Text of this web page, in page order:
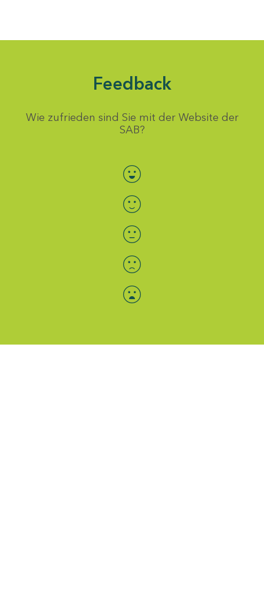
Feedback
Wie zufrieden sind Sie mit der Website der
SAB?
Bewertung auswählen